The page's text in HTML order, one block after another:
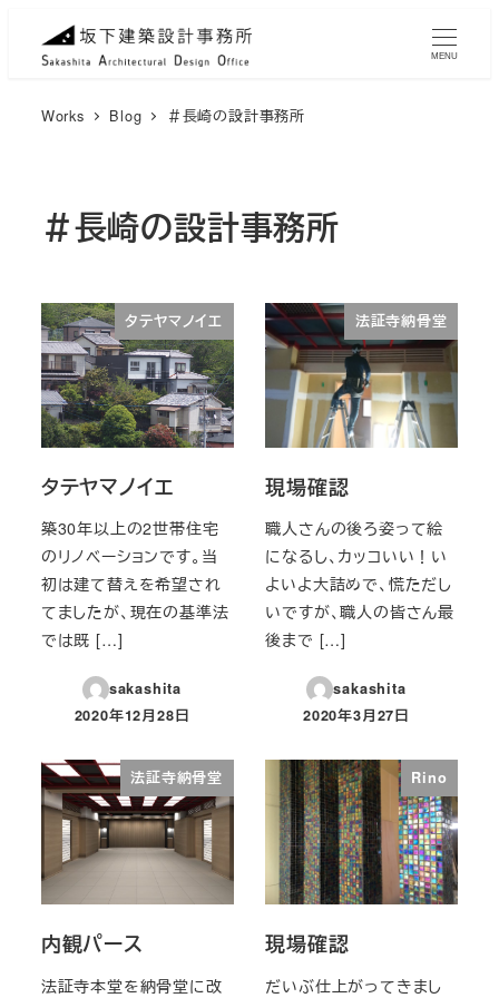
MENU
Works Blog ＃長崎の設計事務所
＃長崎の設計事務所
タテヤマノイエ
タテヤマノイエ
築30年以上の2世帯住宅
のリノベーションです。当
初は建て替えを希望され
てましたが、現在の基準法
では既 […]
sakashita
投稿日
2020年12月28日
法証寺納骨堂
現場確認
職人さんの後ろ姿って絵
になるし、カッコいい！い
よいよ大詰めで、慌ただし
いですが、職人の皆さん最
後まで […]
sakashita
投稿日
2020年3月27日
法証寺納骨堂
内観パース
法証寺本堂を納骨堂に改
Rino
現場確認
だいぶ仕上がってきまし